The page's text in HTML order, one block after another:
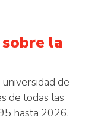
la
de
de todas las
hasta 2026.